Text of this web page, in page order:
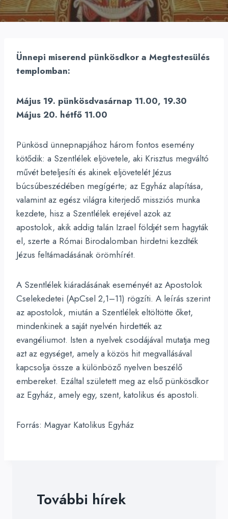
Ünnepi miserend pünkösdkor a Megtestesülés
templomban:
Május 19. pünkösdvasárnap 11.00, 19.30
Május 20. hétfő 11.00
Pünkösd ünnepnapjához három fontos esemény
kötődik: a Szentlélek eljövetele, aki Krisztus megváltó
művét beteljesíti és akinek eljövetelét Jézus
búcsúbeszédében megígérte; az Egyház alapítása,
valamint az egész világra kiterjedő missziós munka
kezdete, hisz a Szentlélek erejével azok az
apostolok, akik addig talán Izrael földjét sem hagyták
el, szerte a Római Birodalomban hirdetni kezdték
Jézus feltámadásának örömhírét.
A Szentlélek kiáradásának eseményét az Apostolok
Cselekedetei (ApCsel 2,1–11) rögzíti. A leírás szerint
az apostolok, miután a Szentlélek eltöltötte őket,
mindenkinek a saját nyelvén hirdették az
evangéliumot. Isten a nyelvek csodájával mutatja meg
azt az egységet, amely a közös hit megvallásával
kapcsolja össze a különböző nyelven beszélő
embereket. Ezáltal született meg az első pünkösdkor
az Egyház, amely egy, szent, katolikus és apostoli.
Forrás: Magyar Katolikus Egyház
További hírek